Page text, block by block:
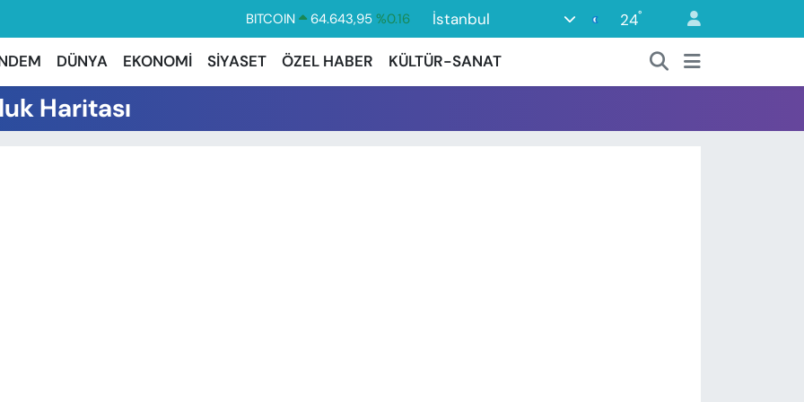
BITCOIN 64.643,95 %0.16
DOLAR 47,6704
%0
EURO
55,0406 %-0.08
İstanbul 24°
DÜNYA EKONOMİ SİYASET ÖZEL HABER KÜLTÜR-SANAT
Haritası